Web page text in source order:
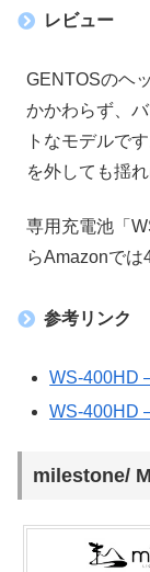
レビュー
GENTOSのヘ
かかわらず、
トなモデルで
を外しても揺
専用充電池「
らAmazonでは
参考リンク
WS-400HD
WS-400HD
milestone/